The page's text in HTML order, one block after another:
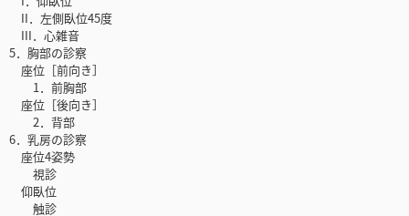
II．左側臥位45度
III．心雑音
5．胸部の診察
座位［前向き］
1．前胸部
座位［後向き］
2．背部
6．乳房の診察
座位4姿勢
視診
仰臥位
触診